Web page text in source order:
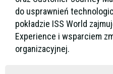
do usprawnień
pokładzie ISS World
Experience i wsparciem
organizacyjnej.